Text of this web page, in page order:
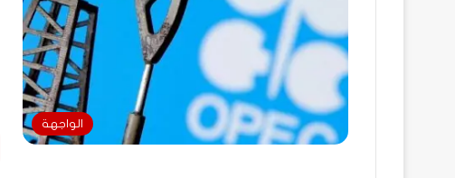
الواجهة